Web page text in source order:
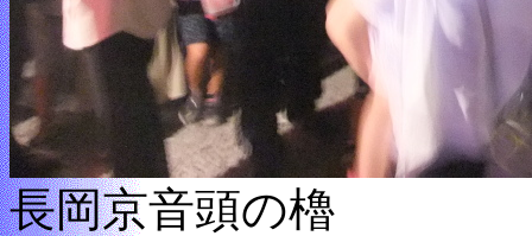
長岡京音頭の櫓